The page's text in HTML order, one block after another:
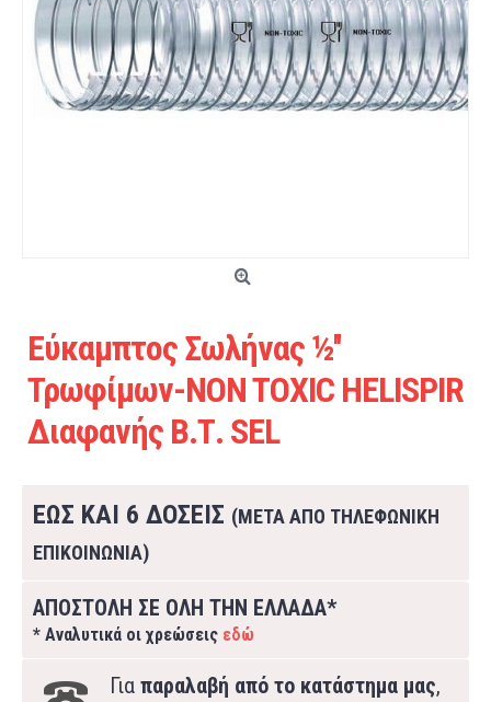
Εύκαμπτος Σωλήνας ½''
Τρωφίμων-NON TOXIC HELISPIR
Διαφανής Β.Τ. SEL
ΕΩΣ ΚΑΙ 6 ΔΟΣΕΙΣ (ΜΕΤΑ ΑΠΟ ΤΗΛΕΦΩΝΙΚΗ
ΕΠΙΚΟΙΝΩΝΙΑ)
ΑΠΟΣΤΟΛΗ ΣΕ ΟΛΗ ΤΗΝ ΕΛΛΑΔΑ*
* Αναλυτικά οι χρεώσεις εδώ
Για παραλαβή από το κατάστημα μας,